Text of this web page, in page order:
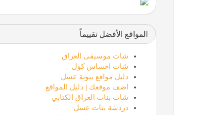
المواقع الأفضل تقييماً
شات موسيقى العراق
شات احساس كول
دليل مواقع بنوتة عسل
اضف موقعك | دليل المواقع
شات بنات العراق الكتابي
دردشة بنات عسل